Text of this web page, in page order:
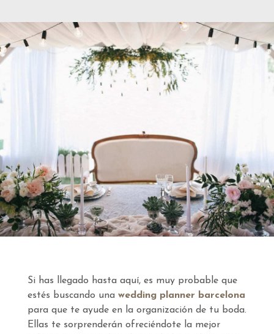
Si has llegado hasta aquí, es muy probable que
estés buscando una wedding planner barcelona
para que te ayude en la organización de tu boda.
Ellas te sorprenderán ofreciéndote la mejor